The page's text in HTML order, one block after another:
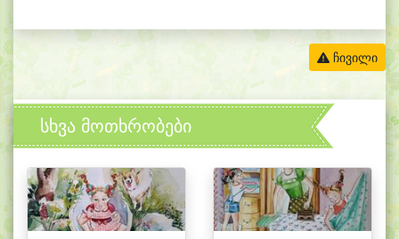
ჩივილი
სხვა მოთხრობები